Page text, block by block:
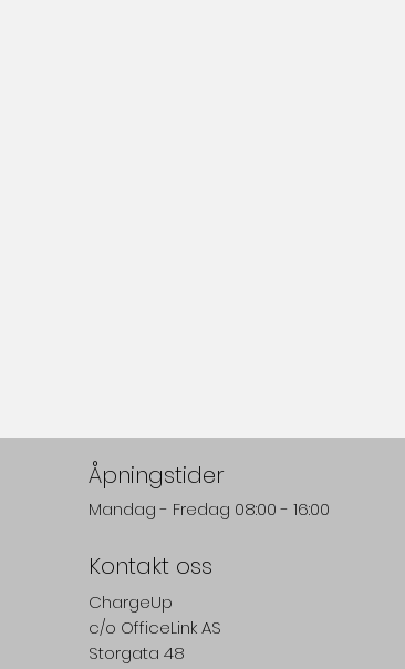
Åpningstider
Mandag - Fredag 08:00 - 16:00
Kontakt oss
ChargeUp
c/o OfficeLink AS
Storgata 48